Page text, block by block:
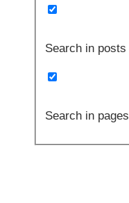
Search in posts
Search in pages